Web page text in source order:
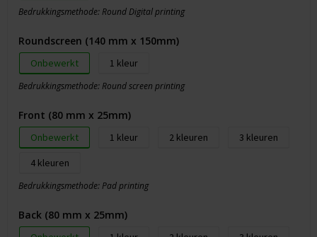
Bedrukkingsmethode: Round Digital printing
Roundscreen (140 mm x 150mm)
Onbewerkt 1
Bedrukkingsmethode: Round screen printing
Front (80 mm x 25mm)
Onbewerkt 1 2
3
4
Bedrukkingsmethode: Pad printing
Back (80 mm x 25mm)